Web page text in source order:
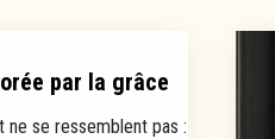
par la grâce
se ressemblent pas :